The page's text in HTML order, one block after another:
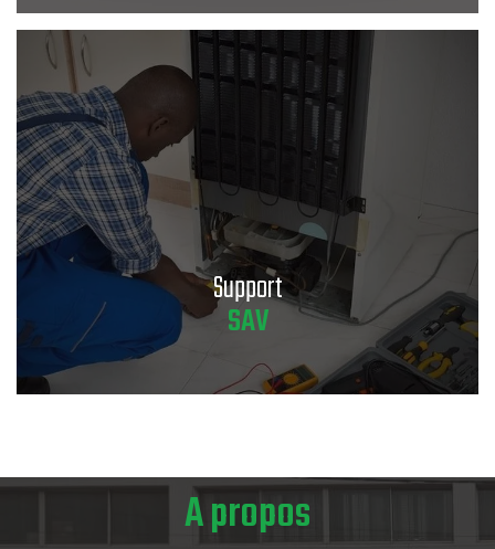
Support
SAV
A propos